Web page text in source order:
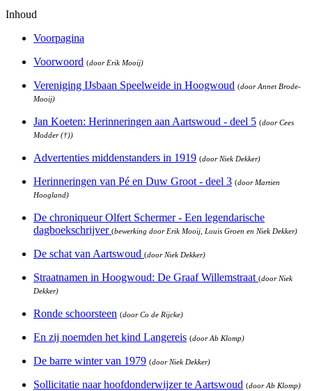
Inhoud
Voorpagina
Voorwoord (door Erik Mooij)
Vereniging IJsbaan Speelweide in Hoogwoud (door Annet Brode-
Mooij)
Jan Koeten: Herinneringen aan Aartswoud - deel 5 (door Cees
Modder (†))
Advertenties middenstanders in 1919 (door Niek Dekker)
Herinneringen van Pé en Duw Groot - deel 3 (door Martien
Hoogland)
De chroniqueur Olfert Schermer - Een legendarische
dagboekschrijver (bewerking door Erik Mooij, Louis Groen en Niek Dekker)
De schat van Aartswoud (door Niek Dekker)
Straatnamen in Hoogwoud: De Graaf Willemstraat (door Niek
Dekker)
Ronde schoorsteen (door Co de Rijcke)
En zij noemden het kind Langereis (door Ab Klomp)
De barre winter van 1979 (door Niek Dekker)
Sollicitatie naar hoofdonderwijzer te Aartswoud (door Ab Klomp)